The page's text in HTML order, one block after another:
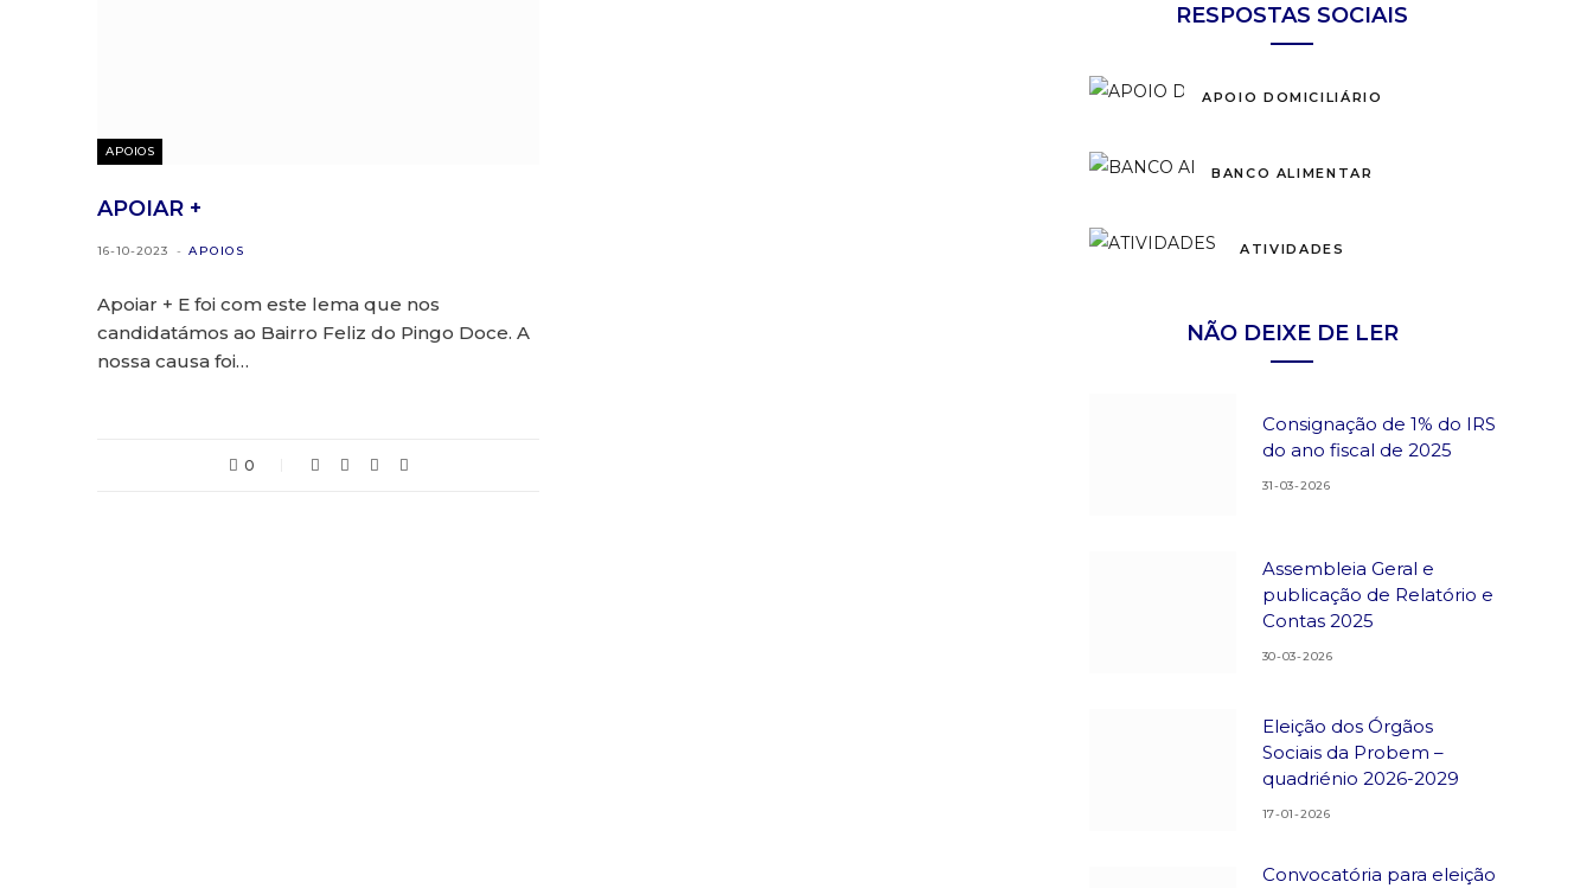
APOIOS
APOIAR +
16-10-2023 APOIOS
Apoiar + E foi com este lema que nos
candidatámos ao Bairro Feliz do Pingo Doce. A
nossa causa foi…
0
RESPOSTAS SOCIAIS
APOIO DOMICILIÁRIO
BANCO ALIMENTAR
ATIVIDADES
NÃO DEIXE DE LER
Consignação de 1% do IRS
do ano fiscal de 2025
31-03-2026
Assembleia Geral e
publicação de Relatório e
Contas 2025
30-03-2026
Eleição dos Órgãos
Sociais da Probem –
quadriénio 2026-2029
17-01-2026
Convocatória para eleição